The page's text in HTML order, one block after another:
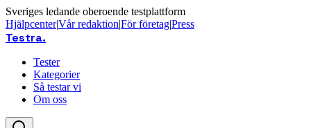
Sveriges ledande oberoende testplattform
Hjälpcenter|Vår redaktion|För företag|Press
Testra.
Tester
Kategorier
Så testar vi
Om oss